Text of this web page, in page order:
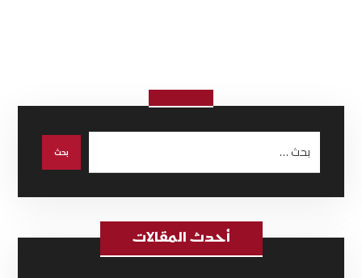
أحدث المقالات